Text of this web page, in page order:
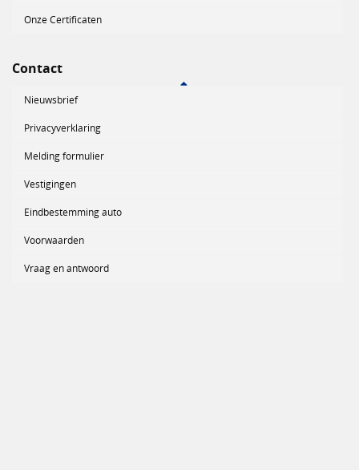
Onze Certificaten
Contact
Nieuwsbrief
Privacyverklaring
Melding formulier
Vestigingen
Eindbestemming auto
Voorwaarden
Vraag en antwoord